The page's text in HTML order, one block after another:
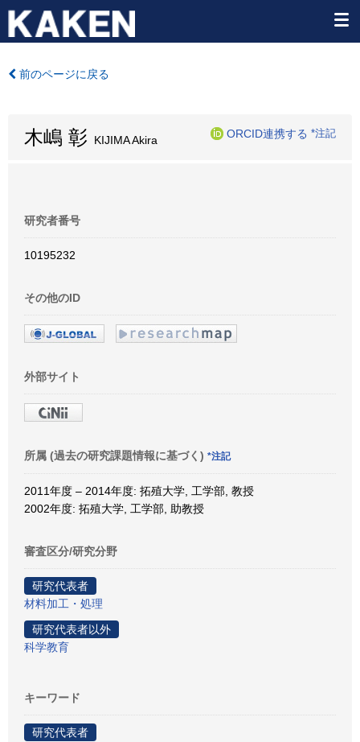
前のページに戻る
木嶋 彰 KIJIMA Akira
ORCID連携する *注記
研究者番号
10195232
その他のID
外部サイト
所属 (過去の研究課題情報に基づく) *注記
2011年度 – 2014年度: 拓殖大学, 工学部, 教授
2002年度: 拓殖大学, 工学部, 助教授
審査区分/研究分野
研究代表者
材料加工・処理
研究代表者以外
科学教育
キーワード
研究代表者